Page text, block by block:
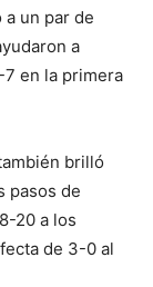
a un par de
a
en la primera
brilló
pasos de
20 a los
de 3-0 al